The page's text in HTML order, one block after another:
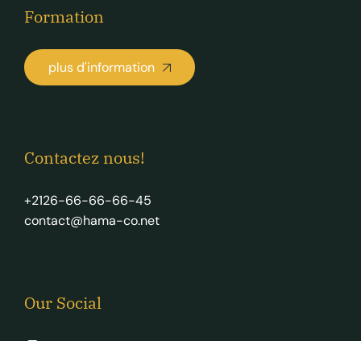
Formation
plus d'information
Contactez nous!
+2126-66-66-66-45
contact@hama-co.net
Our Social